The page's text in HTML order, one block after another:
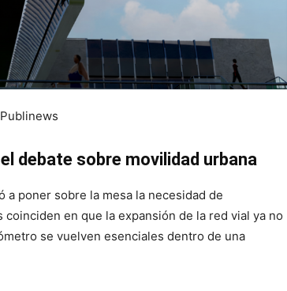
debate sobre movilidad urbana
a poner sobre la mesa la necesidad de
coinciden en que la expansión de la red vial ya no
se vuelven esenciales dentro de una